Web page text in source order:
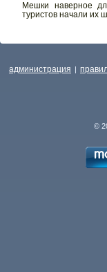
Мешки наверное
туристов начали их
администрация |
©